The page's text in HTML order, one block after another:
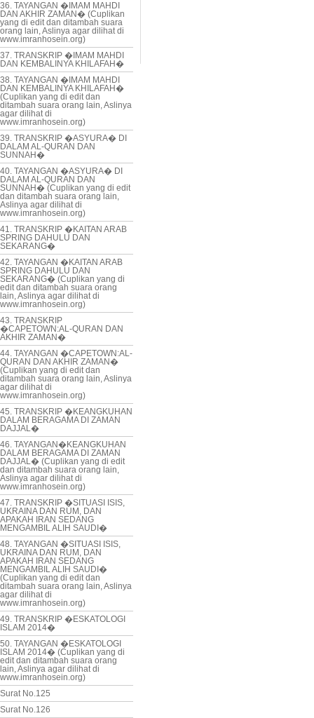
36. TAYANGAN �IMAM MAHDI
DAN AKHIR ZAMAN� (Cuplikan
yang di edit dan ditambah suara
orang lain, Aslinya agar dilihat di
www.imranhosein.org)
37. TRANSKRIP �IMAM MAHDI
DAN KEMBALINYA KHILAFAH�
38. TAYANGAN �IMAM MAHDI
DAN KEMBALINYA KHILAFAH�
(Cuplikan yang di edit dan
ditambah suara orang lain, Aslinya
agar dilihat di
www.imranhosein.org)
39. TRANSKRIP �ASYURA� DI
DALAM AL-QURAN DAN
SUNNAH�
40. TAYANGAN �ASYURA� DI
DALAM AL-QURAN DAN
SUNNAH� (Cuplikan yang di edit
dan ditambah suara orang lain,
Aslinya agar dilihat di
www.imranhosein.org)
41. TRANSKRIP �KAITAN ARAB
SPRING DAHULU DAN
SEKARANG�
42. TAYANGAN �KAITAN ARAB
SPRING DAHULU DAN
SEKARANG� (Cuplikan yang di
edit dan ditambah suara orang
lain, Aslinya agar dilihat di
www.imranhosein.org)
43. TRANSKRIP
�CAPETOWN:AL-QURAN DAN
AKHIR ZAMAN�
44. TAYANGAN �CAPETOWN:AL-
QURAN DAN AKHIR ZAMAN�
(Cuplikan yang di edit dan
ditambah suara orang lain, Aslinya
agar dilihat di
www.imranhosein.org)
45. TRANSKRIP �KEANGKUHAN
DALAM BERAGAMA DI ZAMAN
DAJJAL�
46. TAYANGAN�KEANGKUHAN
DALAM BERAGAMA DI ZAMAN
DAJJAL� (Cuplikan yang di edit
dan ditambah suara orang lain,
Aslinya agar dilihat di
www.imranhosein.org)
47. TRANSKRIP �SITUASI ISIS,
UKRAINA DAN RUM, DAN
APAKAH IRAN SEDANG
MENGAMBIL ALIH SAUDI�
48. TAYANGAN �SITUASI ISIS,
UKRAINA DAN RUM, DAN
APAKAH IRAN SEDANG
MENGAMBIL ALIH SAUDI�
(Cuplikan yang di edit dan
ditambah suara orang lain, Aslinya
agar dilihat di
www.imranhosein.org)
49. TRANSKRIP �ESKATOLOGI
ISLAM 2014�
50. TAYANGAN �ESKATOLOGI
ISLAM 2014� (Cuplikan yang di
edit dan ditambah suara orang
lain, Aslinya agar dilihat di
www.imranhosein.org)
Surat No.125
Surat No.126